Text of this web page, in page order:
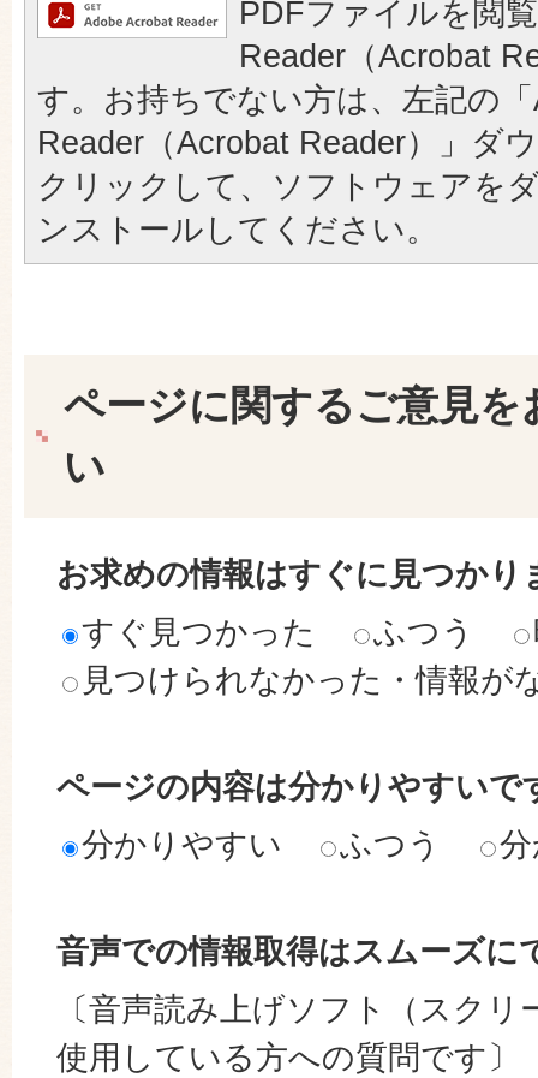
PDFファイルを閲
Reader（Acrobat
す。お持ちでない方は、左記の
Reader（Acrobat Reader）」ダ
クリックして、ソフトウェアを
ンストールしてください。
ページに関するご意見を
い
お求めの情報はすぐに見つかり
すぐ見つかった
ふつう
見つけられなかった・情報が
ページの内容は分かりやすいで
分かりやすい
ふつう
音声での情報取得はスムーズに
〔音声読み上げソフト（スク
使用している方への質問です〕